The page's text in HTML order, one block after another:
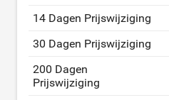
14 Dagen Prijswijziging
30 Dagen Prijswijziging
200 Dagen
Prijswijziging